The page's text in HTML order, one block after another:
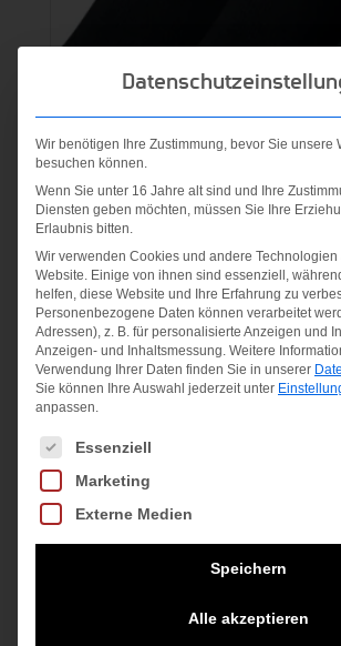
3P YTH CTN CUSH
MOIST M BLACK/
9,95€ Ursprünglicher
Preis
9,95 €
5,00€Aktueller
Preis
inkl. MwSt.
Wir benötigen Ihre Zustimmung, bevor Sie unsere
besuchen können.
Wenn Sie unter 16 Jahre alt sind und Ihre
Diensten geben möchten, müssen Sie Ihre
Erlaubnis bitten.
Wir verwenden Cookies und andere Technologien
Website. Einige von ihnen sind essenziell,
helfen, diese Website und Ihre Erfahrung zu
Personenbezogene Daten können verarbeitet
Adressen), z. B. für personalisierte Anzeigen und
Anzeigen- und Inhaltsmessung. Weitere
Verwendung Ihrer Daten finden Sie in unserer
Sie können Ihre Auswahl jederzeit unter
anpassen.
Es folgt eine Liste der Service-Gruppen,
Essenziell
Marketing
Externe Medien
Speichern
Alle akzeptieren